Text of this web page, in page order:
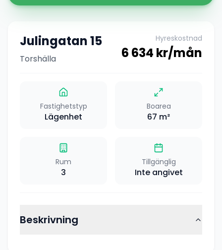
Julingatan 15
Torshälla
Hyreskostnad
6 634 kr/mån
Fastighetstyp
Lägenhet
Boarea
67 m²
Rum
3
Tillgänglig
Inte angivet
Beskrivning